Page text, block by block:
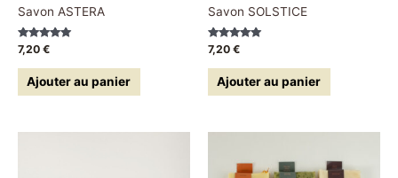
Savon ASTERA
Note
5.00
sur 5
7,20 €
Ajouter au panier
Savon SOLSTICE
Note
5.00
sur 5
7,20 €
Ajouter au panier